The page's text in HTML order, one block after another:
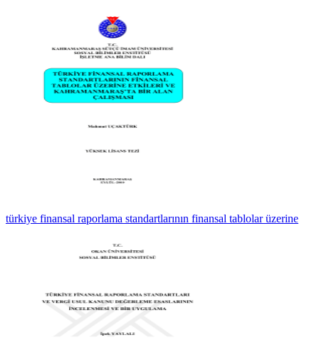
türkiye finansal raporlama standartlarının finansal tablolar üzerine